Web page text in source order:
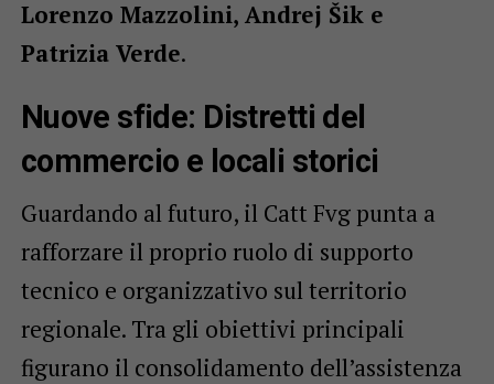
Lorenzo Mazzolini, Andrej Šik e
Patrizia Verde.
Nuove sfide: Distretti del
commercio e locali storici
Guardando al futuro, il Catt Fvg punta a
rafforzare il proprio ruolo di supporto
tecnico e organizzativo sul territorio
regionale. Tra gli obiettivi principali
figurano il consolidamento dell’assistenza